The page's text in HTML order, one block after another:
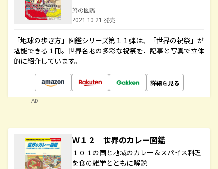
旅の図鑑
2021.10.21 発売
「地球の歩き方」図鑑シリーズ第１１弾は、「世界の祝祭」が
堪能できる１冊。世界各地の多彩な祝祭を、記事と写真で立体
的に紹介しています。
詳細を見る
AD
Ｗ１２ 世界のカレー図鑑
１０１の国と地域のカレー＆スパイス料理
を食の雑学とともに解説